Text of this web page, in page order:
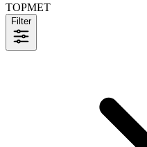
TOPMET
Filter